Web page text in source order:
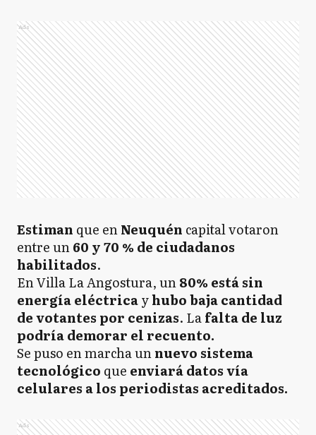
Ads
Estiman que enNeuquén capital votaron
entre un60 y 70 % de ciudadanos
habilitados.
En Villa La Angostura, un80% está sin
energía eléctricayhubo baja cantidad
de votantes por cenizas. Lafalta de luz
podría demorar el recuento.
Se puso en marcha unnuevo sistema
tecnológico que enviará datos vía
celulares a los periodistas acreditados.
Ads